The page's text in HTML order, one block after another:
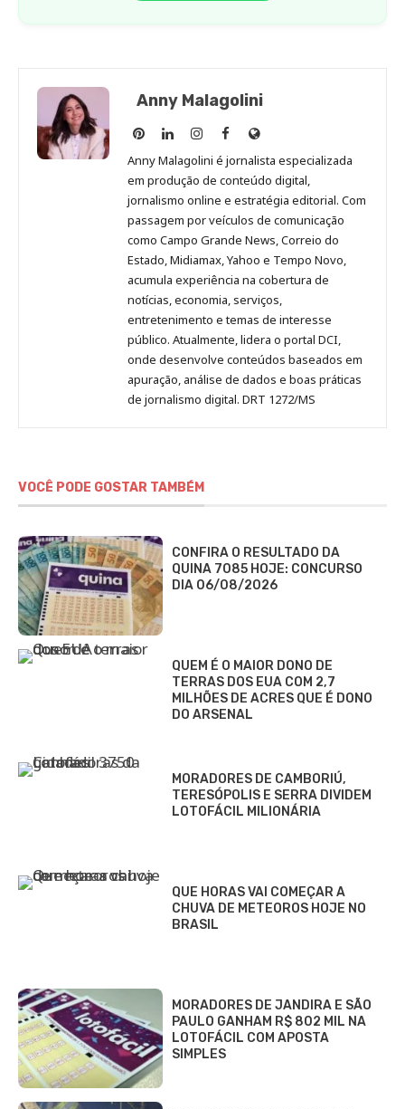
Anny Malagolini
Anny
Malagolini
no
Pinterest
Anny
Malagolini
no
LinkedIn
Anny
Malagolini
no
Instagram
Anny
Malagolini
no
Facebook
Site
de
Anny
Malagolini
Anny Malagolini é jornalista especializada
em produção de conteúdo digital,
jornalismo online e estratégia editorial. Com
passagem por veículos de comunicação
como Campo Grande News, Correio do
Estado, Midiamax, Yahoo e Tempo Novo,
acumula experiência na cobertura de
notícias, economia, serviços,
entretenimento e temas de interesse
público. Atualmente, lidera o portal DCI,
onde desenvolve conteúdos baseados em
apuração, análise de dados e boas práticas
de jornalismo digital. DRT 1272/MS
VOCÊ PODE GOSTAR TAMBÉM
CONFIRA O RESULTADO DA
QUINA 7085 HOJE: CONCURSO
DIA 06/08/2026
QUEM É O MAIOR DONO DE
TERRAS DOS EUA COM 2,7
MILHÕES DE ACRES QUE É DONO
DO ARSENAL
MORADORES DE CAMBORIÚ,
TERESÓPOLIS E SERRA DIVIDEM
LOTOFÁCIL MILIONÁRIA
QUE HORAS VAI COMEÇAR A
CHUVA DE METEOROS HOJE NO
BRASIL
MORADORES DE JANDIRA E SÃO
PAULO GANHAM R$ 802 MIL NA
LOTOFÁCIL COM APOSTA
SIMPLES